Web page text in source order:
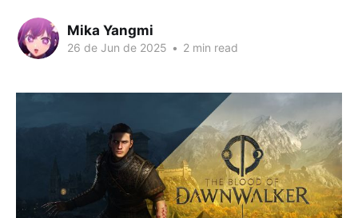
Mika Yangmi
26 de Jun de 2025 • 2 min read